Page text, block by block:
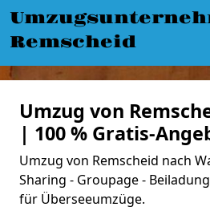
Remscheid
Umzug von
| 100 % Gratis-
Umzug von Remscheid nach
Sharing - Groupage -
für Überseeumzüge.